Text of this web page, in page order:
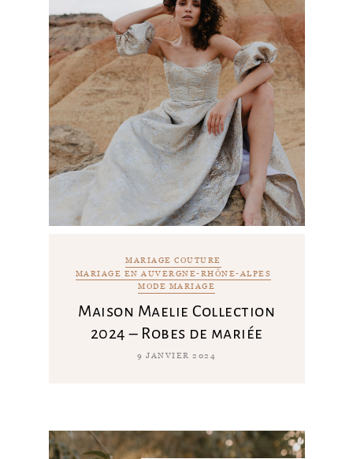
MARIAGE COUTURE
MARIAGE EN AUVERGNE-RHÔNE-ALPES
MODE MARIAGE
Maison Maelie Collection
2024 – Robes de mariée
9 JANVIER 2024